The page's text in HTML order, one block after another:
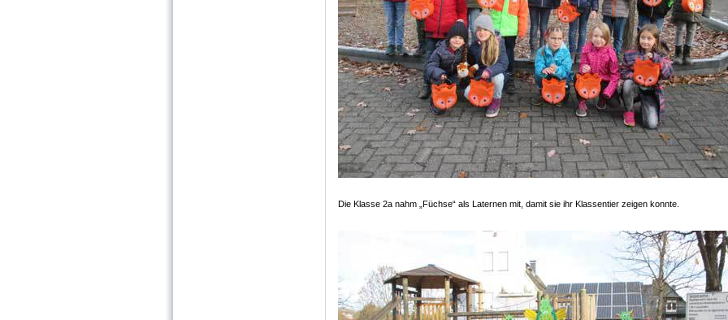
Die Klasse 2a nahm „Füchse“ als Laternen mit, damit sie ihr Klassentier zeigen konnte.